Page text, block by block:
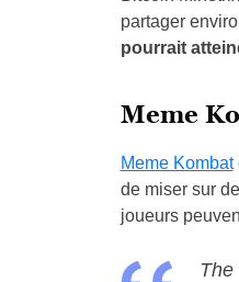
partager
pourrait
Meme
Meme Kombat
de miser sur
joueurs
The